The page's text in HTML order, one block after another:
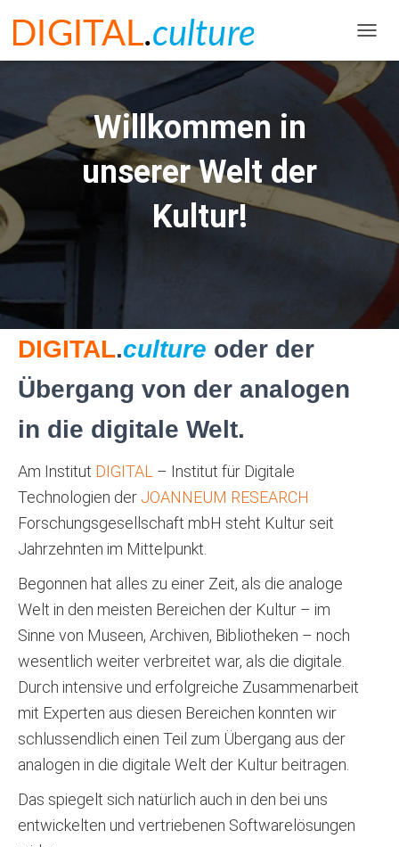
Willkommen in
unserer Welt der
Kultur!
DIGITAL.culture oder der
Übergang von der analogen
in die digitale Welt.
Am Institut DIGITAL – Institut für Digitale
Technologien der JOANNEUM RESEARCH
Forschungsgesellschaft mbH steht Kultur seit
Jahrzehnten im Mittelpunkt.
Begonnen hat alles zu einer Zeit, als die analoge
Welt in den meisten Bereichen der Kultur – im
Sinne von Museen, Archiven, Bibliotheken – noch
wesentlich weiter verbreitet war, als die digitale.
Durch intensive und erfolgreiche Zusammenarbeit
mit Experten aus diesen Bereichen konnten wir
schlussendlich einen Teil zum Übergang aus der
analogen in die digitale Welt der Kultur beitragen.
Das spiegelt sich natürlich auch in den bei uns
entwickelten und vertriebenen Softwarelösungen